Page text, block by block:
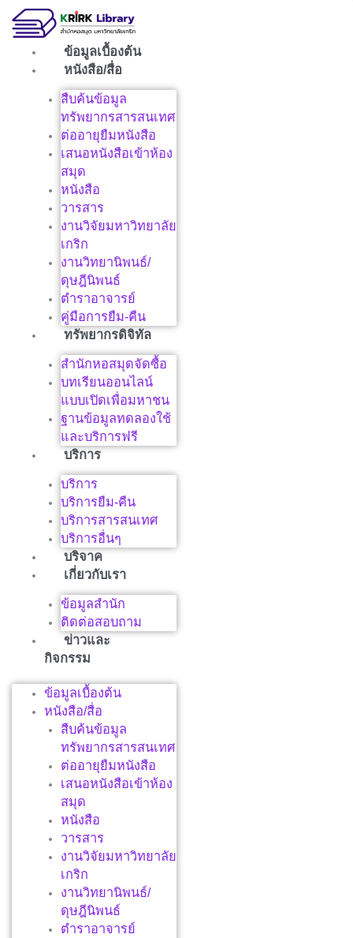
ข้อมูลเบื้องต้น
หนังสือ/สื่อ
สืบค้นข้อมูล
ทรัพยากรสารสนเทศ
ต่ออายุยืมหนังสือ
เสนอหนังสือเข้าห้อง
สมุด
หนังสือ
วารสาร
งานวิจัยมหาวิทยาลัย
เกริก
งานวิทยานิพนธ์/
ดุษฎีนิพนธ์
ตำราอาจารย์
คู่มือการยืม-คืน
ทรัพยากรดิจิทัล
สำนักหอสมุดจัดซื้อ
บทเรียนออนไลน์
แบบเปิดเพื่อมหาชน
ฐานข้อมูลทดลองใช้
และบริการฟรี
บริการ
บริการ
บริการยืม-คืน
บริการสารสนเทศ
บริการอื่นๆ
บริจาค
เกี่ยวกับเรา
ข้อมูลสำนัก
ติดต่อสอบถาม
ข่าวและ
กิจกรรม
ข้อมูลเบื้องต้น
หนังสือ/สื่อ
สืบค้นข้อมูล
ทรัพยากรสารสนเทศ
ต่ออายุยืมหนังสือ
เสนอหนังสือเข้าห้อง
สมุด
หนังสือ
วารสาร
งานวิจัยมหาวิทยาลัย
เกริก
งานวิทยานิพนธ์/
ดุษฎีนิพนธ์
ตำราอาจารย์